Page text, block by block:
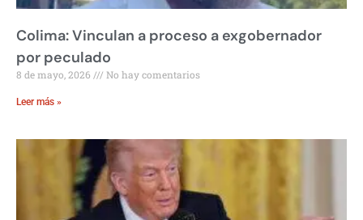
Colima: Vinculan a proceso a exgobernador
por peculado
8 de mayo, 2026 No hay comentarios
Leer más »